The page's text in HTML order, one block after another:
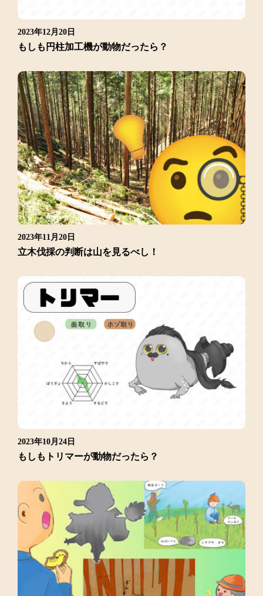
2023年12月20日
もしも円柱加工機が動物だったら？
2023年11月20日
立木伐採の判断は山を見るべし！
2023年10月24日
もしもトリマーが動物だったら？